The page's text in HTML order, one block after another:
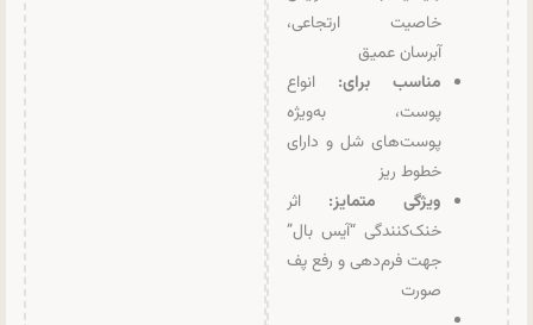
خاصیت ارتجاعی،
آبرسان عمیق
مناسب برای: انواع
پوست، به‌ویژه
پوست‌های شل و دارای
خطوط ریز
ویژگی متمایز: اثر
خنک‌کنندگی “آیس بال”
جهت فرم‌دهی و رفع پف
صورت